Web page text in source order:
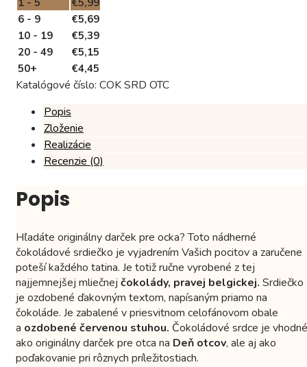
1 - 5 €5,99
6 - 9
€5,69
10 - 19
€5,39
20 - 49
€5,15
50+
€4,45
Katalógové číslo: COK SRD OTC
Popis
Zloženie
Realizácie
Recenzie (0)
Popis
Hľadáte originálny darček pre ocka? Toto nádherné
čokoládové srdiečko je vyjadrením Vašich pocitov a zaručene
poteší každého tatina. Je totiž ručne vyrobené z tej
najjemnejšej mliečnej čokolády, pravej belgickej. Srdiečko
je ozdobené ďakovným textom, napísaným priamo na
čokoláde. Je zabalené v priesvitnom celofánovom obale
a ozdobené červenou stuhou. Čokoládové srdce je vhodné
ako originálny darček pre otca na Deň otcov, ale aj ako
poďakovanie pri rôznych príležitostiach.